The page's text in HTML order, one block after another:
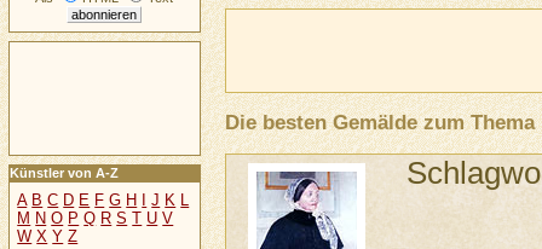
Die besten Gemälde zum Thema
Künstler von A-Z
A B C D E F G H J K L
M N O P Q R S T U V
W X Y Z